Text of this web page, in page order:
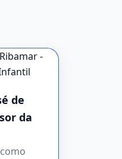
de
da